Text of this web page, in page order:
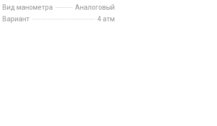
Вид манометра
Аналоговый
Вариант
4 атм